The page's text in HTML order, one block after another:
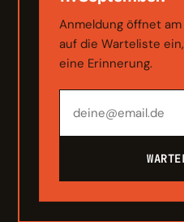
Anmeldung öffnet am
auf die Warteliste
eine Erinnerung.